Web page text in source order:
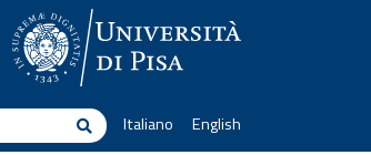
SearchItaliano English